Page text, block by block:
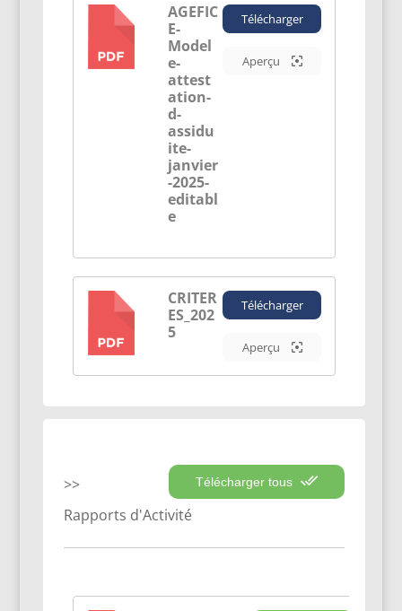
AGEFIC
E-
Model
e-
attest
ation-
d-
assidu
ite-
janvier
-2025-
editabl
e
Télécharger
Aperçu
CRITER
ES_202
5
Télécharger
Aperçu
Télécharger tous
Rapports d'Activité